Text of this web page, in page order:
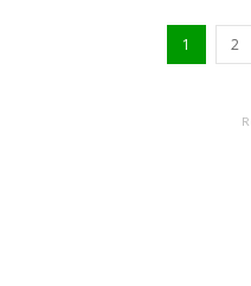
1 2